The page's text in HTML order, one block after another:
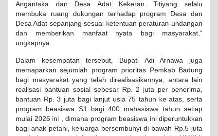
Angantaka dan Desa Adat Kekeran. Titiyang selalu
membuka ruang dukungan terhadap program Desa dan
Desa Adat sepanjang sesuai ketentuan peraturan-undangan
dan memberikan manfaat nyata bagi masyarakat,”
ungkapnya.
Dalam kesempatan tersebut, Bupati Adi Arnawa juga
memaparkan sejumlah program prioritas Pemkab Badung
bagi masyarakat yang telah direalisasikannya, antara lain
realisasi bantuan sosial sebesar Rp. 2 juta per penerima,
bantuan Rp. 3 juta bagi lanjut usia 75 tahun ke atas, serta
program beasiswa S1 bagi 400 mahasiswa tahun setiap
mulai 2026 ini , dimana program beasiswa ini diperuntukkan
bagi anak petani, keluarga bersembunyi di bawah Rp.5 juta